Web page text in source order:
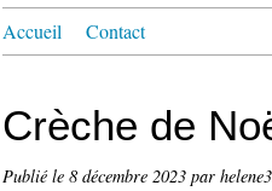
Accueil Contact
Crèche de
Publié le 8 décembre 2023 par